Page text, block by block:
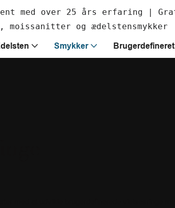
med over 25 års erfaring |
moissanitter og ædelstensmykker
Smykker